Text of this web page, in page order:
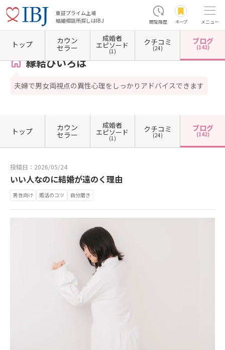
東証プライム上場
結婚相談所探しはIBJ
閲覧履歴 キープ メニュー
ホーム 福岡県の結婚相談所 福岡県福岡市 福岡県福岡市東区 縁結びいろは カウン
縁結びいろは
夫婦で男女両視点の異性心理をしっかりアドバイスできます
トップ カウン
セラー
成婚者
エピソード
(1)
クチコミ
(24)
ブログ
(142)
トップ カウン
セラー
成婚者
エピソード
(1)
クチコミ
(24)
ブログ
(142)
投稿日：2026/05/24
いい人なのに結婚が遠のく理由
男性向け 婚活のコツ 自分磨き